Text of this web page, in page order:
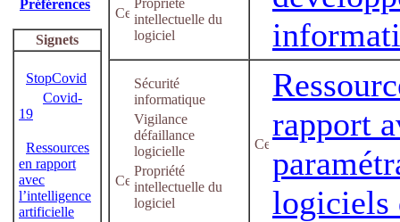
Préférences
Signets
StopCovid
Covid-
19
Ressources
en rapport
avec
l’intelligence
artificielle
Propriété
intellectuelle du
logiciel
Sécurité
informatique
Vigilance
défaillance
logicielle
Propriété
intellectuelle du
logiciel
rapport
logiciels